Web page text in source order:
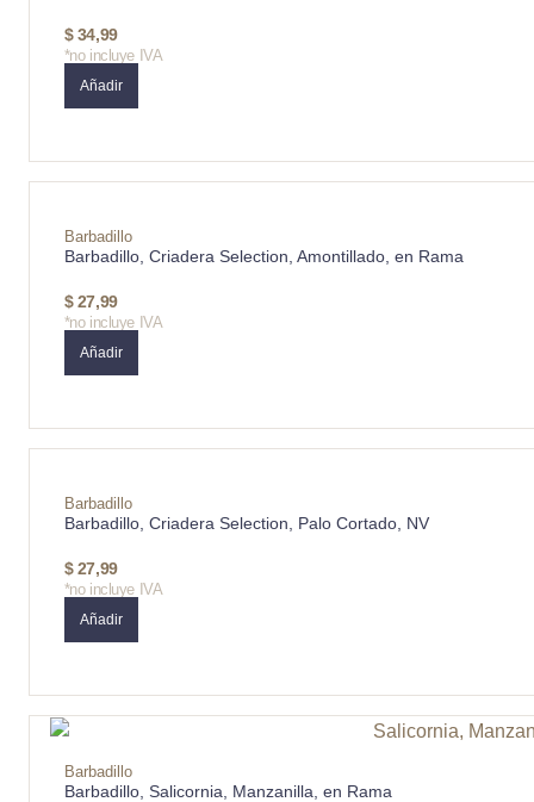
$34,99
*no incluye IVA
Añadir
Barbadillo
Barbadillo, Criadera Selection, Amontillado, en Rama
$27,99
*no incluye IVA
Añadir
Barbadillo
Barbadillo, Criadera Selection, Palo Cortado, NV
$27,99
*no incluye IVA
Añadir
Barbadillo
Barbadillo, Salicornia, Manzanilla, en Rama